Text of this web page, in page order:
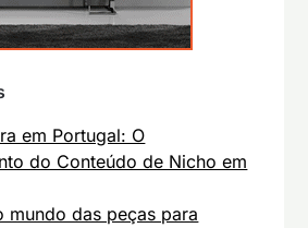
em Portugal: O
do Conteúdo de Nicho em
mundo das peças para